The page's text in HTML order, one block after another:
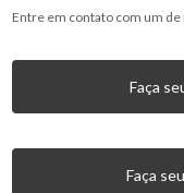
Entre em contato com um
Faça
Faça